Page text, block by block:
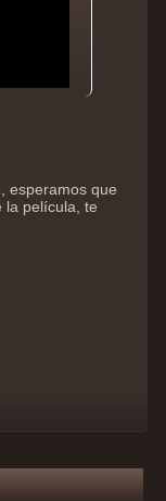
esperamos que
la película, te